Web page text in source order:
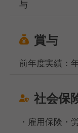
与
賞与
前年度実績：
社会保
・雇用保険・